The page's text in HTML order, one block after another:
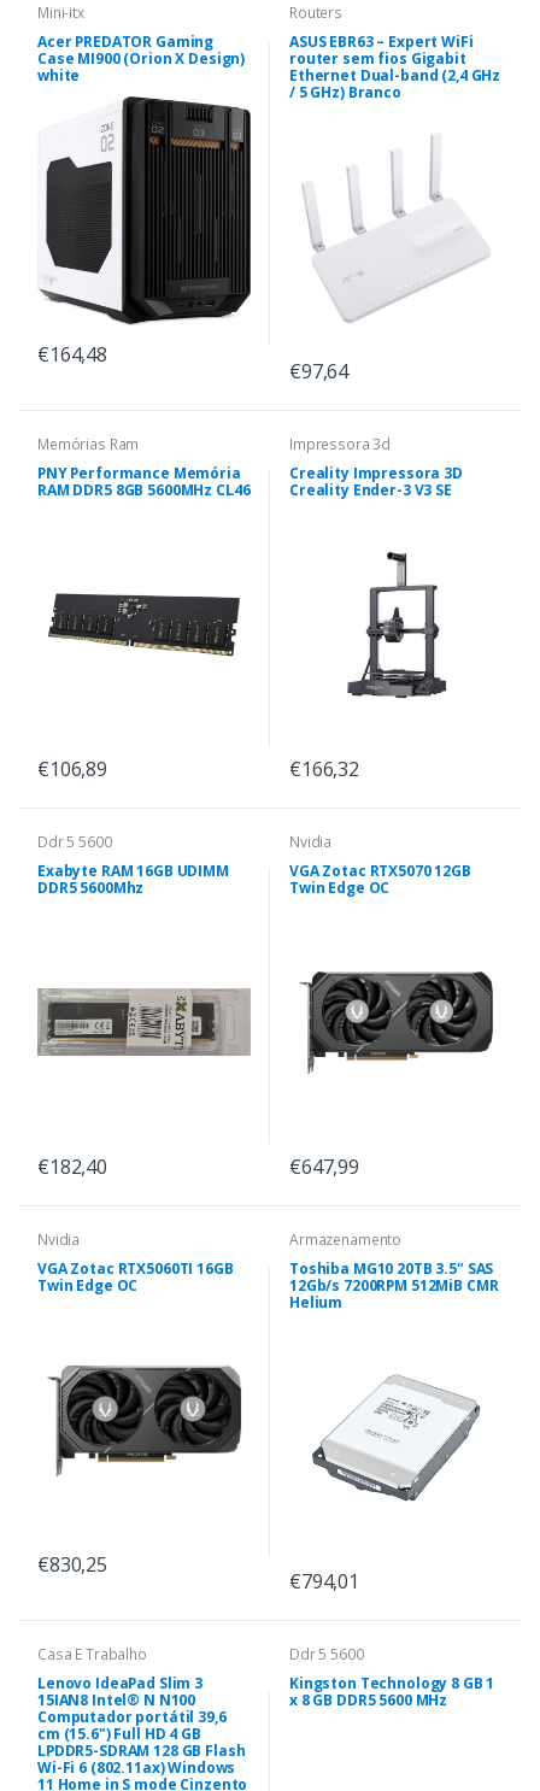
Mini-itx
Acer PREDATOR Gaming
Case MI900 (Orion X Design)
white
€164,48
Routers
ASUS EBR63 – Expert WiFi
router sem fios Gigabit
Ethernet Dual-band (2,4 GHz
/ 5 GHz) Branco
€97,64
Memórias Ram
PNY Performance Memória
RAM DDR5 8GB 5600MHz CL46
€106,89
Impressora 3d
Creality Impressora 3D
Creality Ender-3 V3 SE
€166,32
Ddr 5 5600
Exabyte RAM 16GB UDIMM
DDR5 5600Mhz
€182,40
Nvidia
VGA Zotac RTX5070 12GB
Twin Edge OC
€647,99
Nvidia
VGA Zotac RTX5060TI 16GB
Twin Edge OC
€830,25
Armazenamento
Toshiba MG10 20TB 3.5" SAS
12Gb/s 7200RPM 512MiB CMR
Helium
€794,01
Casa E Trabalho
Lenovo IdeaPad Slim 3
15IAN8 Intel® N N100
Computador portátil 39,6
cm (15.6") Full HD 4 GB
LPDDR5-SDRAM 128 GB Flash
Wi-Fi 6 (802.11ax) Windows
11 Home in S mode Cinzento
Ddr 5 5600
Kingston Technology 8 GB 1
x 8 GB DDR5 5600 MHz